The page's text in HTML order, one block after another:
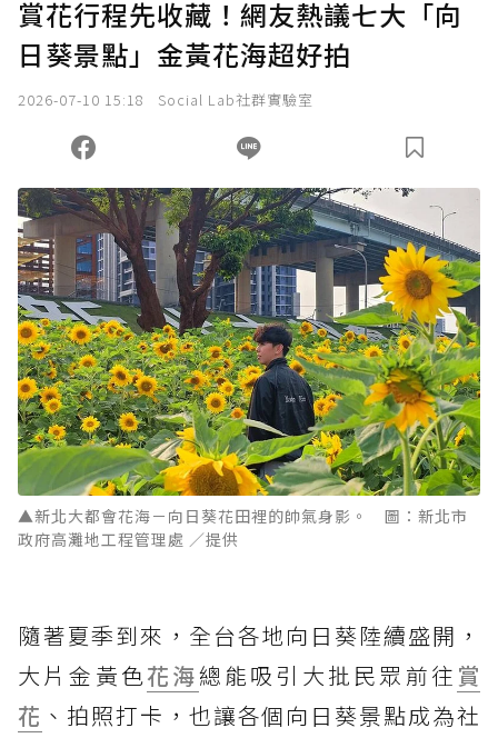
賞花行程先收藏！網友熱議七大「向
日葵景點」金黃花海超好拍
2026-07-10 15:18 Social Lab社群實驗室
▲新北大都會花海－向日葵花田裡的帥氣身影。 圖：新北市
政府高灘地工程管理處 ／提供
隨著夏季到來，全台各地向日葵陸續盛開，
大片金黃色花海總能吸引大批民眾前往 賞
花 、拍照打卡，也讓各個向日葵景點成為社